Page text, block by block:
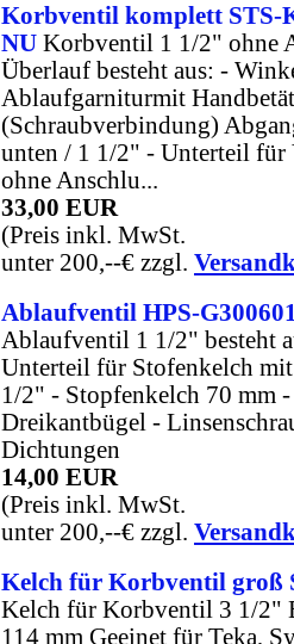
Korbventil komplett STS-
NU Korbventil 1 1/2" ohne
Überlauf besteht aus: -
Ablaufgarniturmit
(Schraubverbindung)
unten / 1 1/2" - Unterteil für
ohne Anschlu...
33,00 EUR
(Preis inkl. MwSt.
unter 200,--€ zzgl.
Ablaufventil HPS-
Ablaufventil 1 1/2" besteht
Unterteil für Stofenkelch
1/2" - Stopfenkelch 70 mm
Dreikantbügel -
Dichtungen
14,00 EUR
(Preis inkl. MwSt.
unter 200,--€ zzgl.
Kelch für Korbventil groß
Kelch für Korbventil 3 1/2"
114 mm Geeinet für Teka,